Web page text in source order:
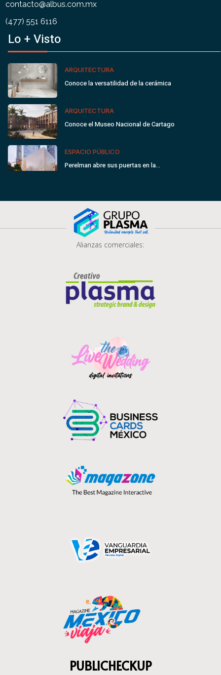
contacto@albus.com.mx
(477) 551 6116
Lo + Visto
ARQUITECTURA
Conoce la versatilidad de la cerámica
ARQUITECTURA
Conoce el Museo Nacional de Cartago
ESPACIO PÚBLICO
Perelman abre sus puertas en la…
Alianzas comerciales:
PUBLICHECKUP